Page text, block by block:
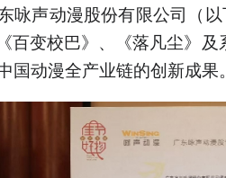
咏声动漫股份有限公司（
百变校巴》、《落凡尘》
国动漫全产业链的创新成果。